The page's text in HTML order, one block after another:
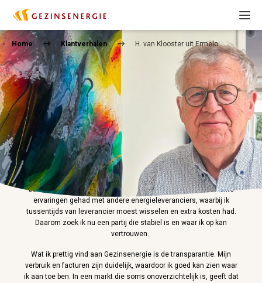
Home Klantverhalen H. van Klooster uit Ermelo
Terug naar overzicht
09-02-2026
H. van Klooster uit Ermelo
"Ik ben al een aantal jaren bij Gezinsenergie, en ik merk dat
betrouwbaarheid voor mij erg belangrijk is. Eerder heb ik slechte
ervaringen gehad met andere energieleveranciers, waarbij ik
tussentijds van leverancier moest wisselen en extra kosten had.
Daarom zoek ik nu een partij die stabiel is en waar ik op kan
vertrouwen.
Wat ik prettig vind aan Gezinsenergie is de transparantie. Mijn
verbruik en facturen zijn duidelijk, waardoor ik goed kan zien waar
ik aan toe ben. In een markt die soms onoverzichtelijk is, geeft dat